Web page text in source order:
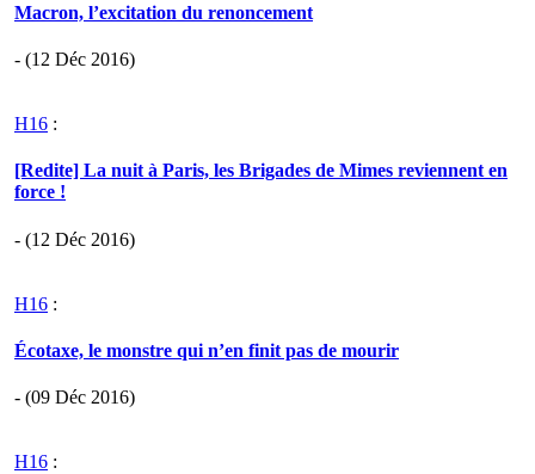
Macron, l’excitation du renoncement
- (12 Déc 2016)
H16 :
[Redite] La nuit à Paris, les Brigades de Mimes reviennent en
force !
- (12 Déc 2016)
H16 :
Écotaxe, le monstre qui n’en finit pas de mourir
- (09 Déc 2016)
H16 :